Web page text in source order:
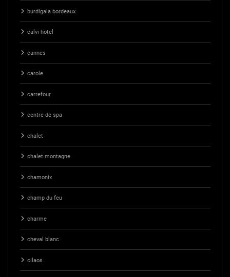
burdigala bordeaux
calvi hotel
cannes
carole
carrefour
centre de spa
chalet
chalet montagne
chamonix
champ du feu
charme
cheval blanc
cilaos